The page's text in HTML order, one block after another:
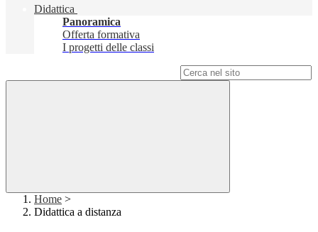
Didattica
Panoramica
Offerta formativa
I progetti delle classi
Home >
Didattica a distanza